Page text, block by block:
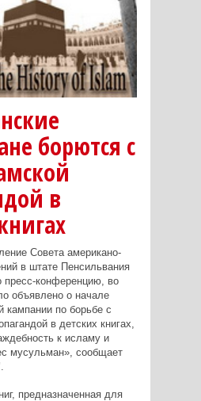
борются с
в
Совета американо-
в штате Пенсильвания
пресс-конференцию, во
объявлено о начале
кампании по борьбе с
в детских книгах,
к исламу и
мусульман», сообщает
предназначенная для